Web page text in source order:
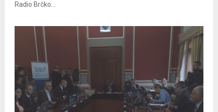
Radio Brčko...